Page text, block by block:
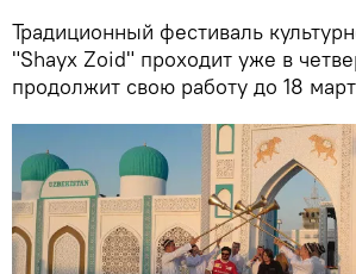
Традиционный фестиваль
"Shayx Zoid" проходит уже в
продолжит свою работу до 18